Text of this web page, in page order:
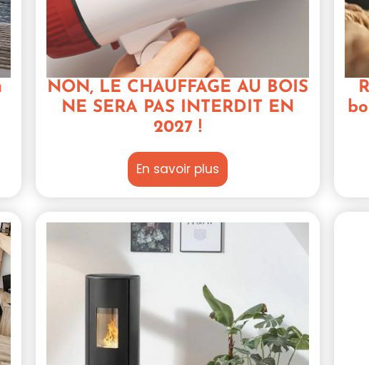
NON, LE CHAUFFAGE AU BOIS
NE SERA PAS INTERDIT EN
2027 !
En savoir plus